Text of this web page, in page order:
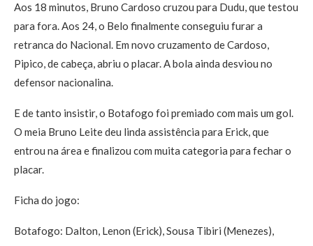
Aos 18 minutos, Bruno Cardoso cruzou para Dudu, que testou
para fora. Aos 24, o Belo finalmente conseguiu furar a
retranca do Nacional. Em novo cruzamento de Cardoso,
Pipico, de cabeça, abriu o placar. A bola ainda desviou no
defensor nacionalina.
E de tanto insistir, o Botafogo foi premiado com mais um gol.
O meia Bruno Leite deu linda assistência para Erick, que
entrou na área e finalizou com muita categoria para fechar o
placar.
Ficha do jogo:
Botafogo: Dalton, Lenon (Erick), Sousa Tibiri (Menezes),